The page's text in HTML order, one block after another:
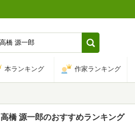
本ランキング 作家ランキング
高橋 源一郎のおすすめランキング